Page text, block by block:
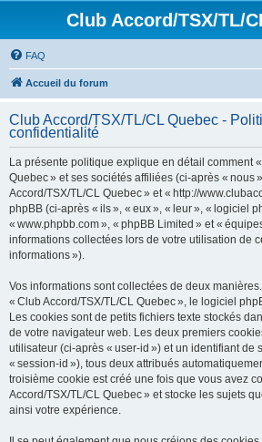
Club Accord/TSX/TL/
FAQ
Accueil du forum
Club Accord/TSX/TL/CL Quebec -
confidentialité
La présente politique explique en détail comment
Quebec » et ses sociétés affiliées (ci-après « nous
Accord/TSX/TL/CL Quebec » et « http://
phpBB (ci-après « ils », « eux », « leur », « logiciel
« www.phpbb.com », « phpBB Limited » et «
informations collectées lors de votre utilisation de
informations »).
Vos informations sont collectées de deux
« Club Accord/TSX/TL/CL Quebec », le logiciel
Les cookies sont de petits fichiers texte stockés
de votre navigateur web. Les deux premiers
utilisateur (ci-après « user-id ») et un identifiant de
« session-id »), tous deux attribués
troisième cookie est créé une fois que vous avez
Accord/TSX/TL/CL Quebec » et stocke les sujets
ainsi votre expérience.